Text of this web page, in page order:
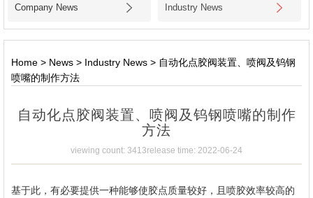
News
Jobs
Company News Industry News
Home > News > Industry News > 自动化点胶阀装置、喷阀及钨钢
喷嘴的制作方法
自动化点胶阀装置、喷阀及钨钢喷嘴的制作
方法
viewing count: 3413release time: 2022-06-24
基于此，有必要提供一种能够使胶点质量较好，且喷胶效率较高的